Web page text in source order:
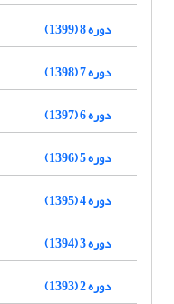
دوره 8 (1399)
دوره 7 (1398)
دوره 6 (1397)
دوره 5 (1396)
دوره 4 (1395)
دوره 3 (1394)
دوره 2 (1393)